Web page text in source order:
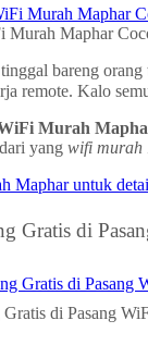
Murah Maphar
bareng
remote. Kalo
Murah
yang wifi murah
Gratis di
di Pasang